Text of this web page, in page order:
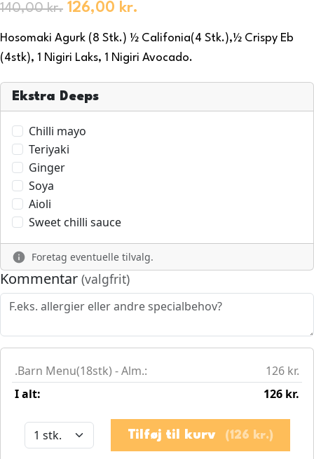
140,00kr. 126,00 kr.
Hosomaki Agurk (8 Stk.) ½ Califonia(4 Stk.),½ Crispy Eb
(4stk), 1 Nigiri Laks, 1 Nigiri Avocado.